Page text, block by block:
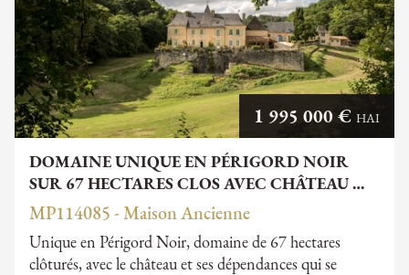
DOMAINE UNIQUE EN PÉRIGORD NOIR
SUR 67 HECTARES CLOS AVEC CHÂTEAU …
1 995 000 € HAI
MP114085 - Maison Ancienne
Unique en Périgord Noir, domaine de 67 hectares
clôturés, avec le château et ses dépendances qui se